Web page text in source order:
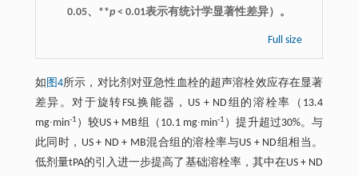
0.05、**p< 0.01表示有统计学显著性差异）。
Full size
如 图4所示，对比剂对亚急性血栓的超声溶栓效应存在显著
差异。对于旋转FSL换能器，US + ND组的溶栓率（13.4
mg∙min-1 ）较US + MB组（10.1 mg∙min-1 ）提升超过30%。与
此同时，US + ND + MB混合组的溶栓率与US + ND组相当。
低剂量tPA的引入进一步提高了基础溶栓率，其中在US + ND